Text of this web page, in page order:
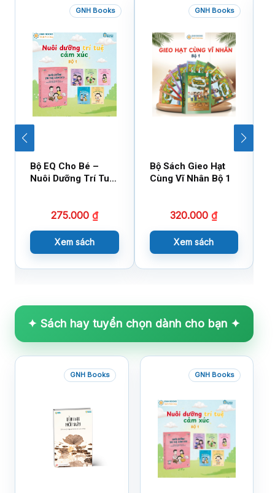
GNH Books
Bộ EQ Cho Bé –
Nuôi Dưỡng Trí Tuệ
275.000 ₫
Xem sách
GNH Books
Bộ Sách Gieo Hạt
Cùng Vĩ Nhân Bộ 1
320.000₫
Xem sách
✦ Sách hay tuyển chọn dành cho bạn ✦
GNH Books GNH Books